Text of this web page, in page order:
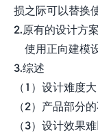
损之际可以替换
2.原有的设计方案
使用正向建模
3.综述
（1）设计难度
（2）产品部分
（3）设计效果